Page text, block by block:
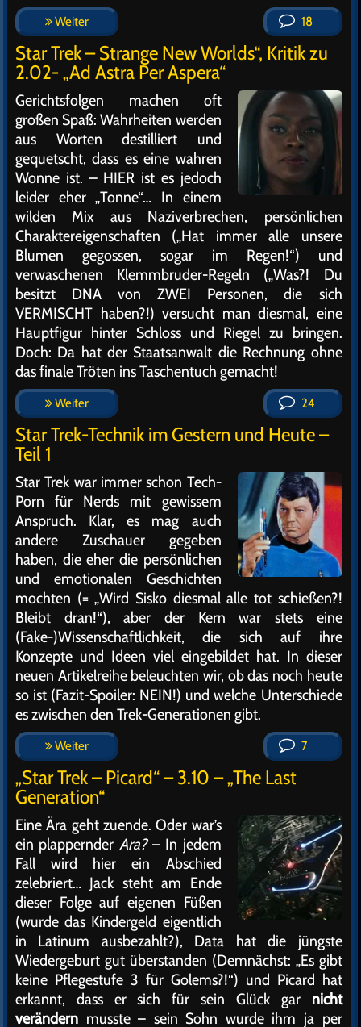
Weiter 18
Star Trek – Strange New Worlds“, Kritik zu
2.02- „Ad Astra Per Aspera“
Gerichtsfolgen machen oft
großen Spaß: Wahrheiten werden
aus Worten destilliert und
gequetscht, dass es eine wahren
Wonne ist. – HIER ist es jedoch
leider eher „Tonne“… In einem
wilden Mix aus Naziverbrechen, persönlichen
Charaktereigenschaften („Hat immer alle unsere
Blumen gegossen, sogar im Regen!“) und
verwaschenen Klemmbruder-Regeln („Was?! Du
besitzt DNA von ZWEI Personen, die sich
VERMISCHT haben?!) versucht man diesmal, eine
Hauptfigur hinter Schloss und Riegel zu bringen.
Doch: Da hat der Staatsanwalt die Rechnung ohne
das finale Tröten ins Taschentuch gemacht!
Weiter 24
Star Trek-Technik im Gestern und Heute –
Teil 1
Star Trek war immer schon Tech-
Porn für Nerds mit gewissem
Anspruch. Klar, es mag auch
andere Zuschauer gegeben
haben, die eher die persönlichen
und emotionalen Geschichten
mochten (= „Wird Sisko diesmal alle tot schießen?!
Bleibt dran!“), aber der Kern war stets eine
(Fake-)Wissenschaftlichkeit, die sich auf ihre
Konzepte und Ideen viel eingebildet hat. In dieser
neuen Artikelreihe beleuchten wir, ob das noch heute
so ist (Fazit-Spoiler: NEIN!) und welche Unterschiede
es zwischen den Trek-Generationen gibt.
Weiter 7
„Star Trek – Picard“ – 3.10 – „The Last
Generation“
Eine Ära geht zuende. Oder war’s
ein plappernder Ara?– In jedem
Fall wird hier ein Abschied
zelebriert… Jack steht am Ende
dieser Folge auf eigenen Füßen
(wurde das Kindergeld eigentlich
in Latinum ausbezahlt?), Data hat die jüngste
Wiedergeburt gut überstanden (Demnächst: „Es gibt
keine Pflegestufe 3 für Golems?!“) und Picard hat
erkannt, dass er sich für sein Glück gar nicht
verändern musste – sein Sohn wurde ihm ja per